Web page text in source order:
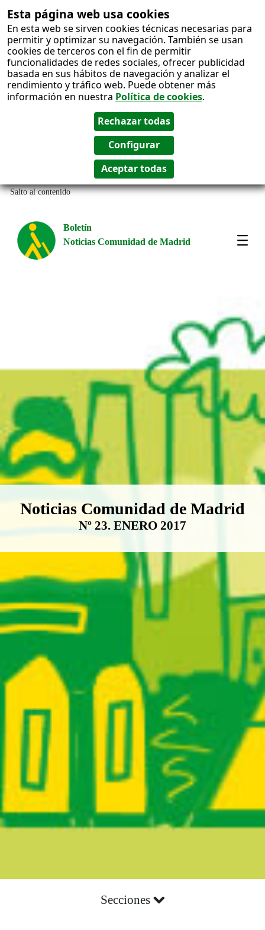
Esta página web usa cookies
En esta web se sirven cookies técnicas necesarias para
permitir y optimizar su navegación. También se usan
cookies de terceros con el fin de permitir
funcionalidades de redes sociales, ofrecer publicidad
basada en sus hábitos de navegación y analizar el
rendimiento y tráfico web. Puede obtener más
información en nuestra Política de cookies.
Salto al contenido
Boletín
Noticias Comunidad de Madrid
Boletín Noticias Comunidad de
Noticias Comunidad de Madrid
Nº 23. ENERO 2017
Secciones